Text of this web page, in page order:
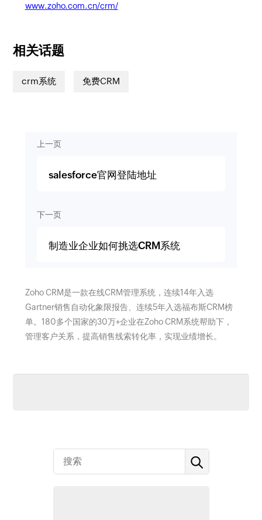
www.zoho.com.cn/crm/
相关话题
crm系统 免费CRM
上一页
salesforce官网登陆地址
下一页
制造业企业如何挑选CRM系统
Zoho CRM是一款在线CRM管理系统，连续14年入选
Gartner销售自动化象限报告、连续5年入选福布斯CRM榜
单。180多个国家的30万+企业在Zoho CRM系统帮助下，
管理客户关系，提高销售线索转化率，实现业绩增长。